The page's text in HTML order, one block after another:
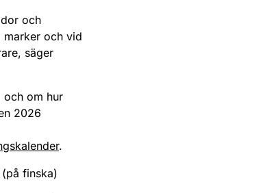
och
marker och vid
säger
och om hur
2026
.
(på finska)